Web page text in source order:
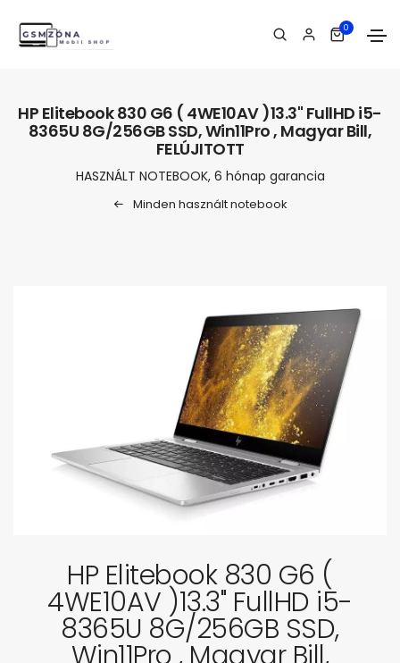
0
HP Elitebook 830 G6 ( 4WE10AV )13.3" FullHD i5-
8365U 8G/256GB SSD, Win11Pro , Magyar Bill,
FELÚJITOTT
HASZNÁLT NOTEBOOK, 6 hónap garancia
Minden használt notebook
HP Elitebook 830 G6 (
4WE10AV )13.3" FullHD i5-
8365U 8G/256GB SSD,